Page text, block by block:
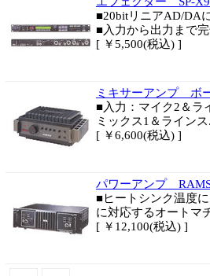
■20bitリニアAD/DA
■入力から出力まで
[ ￥5,500(税込) ]
ミキサーアンプ ボ
■入力：マイク2＆ラ
ミックス1＆ラインス
[ ￥6,600(税込) ]
パワーアンプ
■ヒートシンク温度
に対応するオートマ
[ ￥12,100(税込) ]